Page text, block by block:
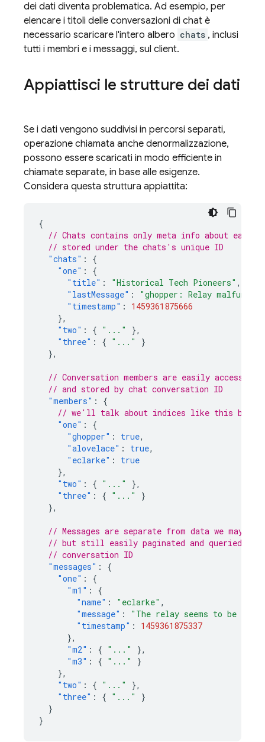
dei dati diventa problematica. Ad esempio, per
elencare i titoli delle conversazioni di chat è
necessario scaricare l'intero albero chats , inclusi
tutti i membri e i messaggi, sul client.
Appiattisci le strutture dei dati
Se i dati vengono suddivisi in percorsi separati,
operazione chiamata anche denormalizzazione,
possono essere scaricati in modo efficiente in
chiamate separate, in base alle esigenze.
Considera questa struttura appiattita:
{
// Chats contains only meta info about each
// stored under the chats's unique ID
"chats" :
{
"one" :
{
"title" : "Historical Tech Pioneers" ,
"lastMessage" :
"ghopper: Relay
"timestamp" :
1459361875666
},
"two" : { "..."
},
"three" : { "..."
}
},
// Conversation members are easily accessible
// and stored by chat conversation ID
"members" :
{
// we'll talk about indices like this below
"one" :
{
"ghopper" : true,
"alovelace" : true,
"eclarke" :
true
},
"two" : { "..."
},
"three" : { "..."
}
},
// Messages are separate from data we may
// but still easily paginated and queried, and
// conversation ID
"messages" :
{
"one" :
{
"m1" :
{
"name" : "eclarke" ,
"message" :
"The relay seems to be
"timestamp" :
1459361875337
},
"m2" : { "..."
},
"m3" : { "..."
}
},
"two" : { "..."
},
"three" : { "..."
}
}
}